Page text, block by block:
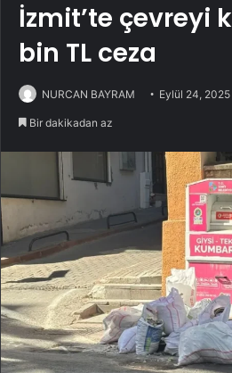
İzmit’te çevreyi
bin TL ceza
NURCAN BAYRAM Eylül 24, 2025
Bir dakikadan az